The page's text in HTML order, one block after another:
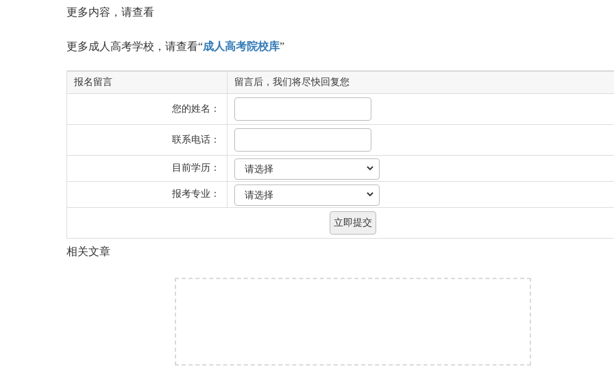
更多内容，请查看
更多成人高考学校，请查看“成人高考院校库”
报名留言 留言后，我们将尽快回复您
您的姓名：
联系电话：
目前学历：
报考专业：
相关文章